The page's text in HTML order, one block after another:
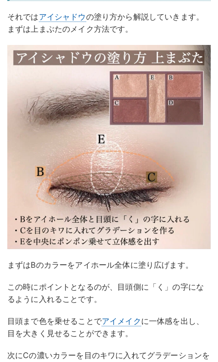
それではアイシャドウの塗り方から解説していきます。
まずは上まぶたのメイク方法です。
まずはBのカラーをアイホール全体に塗り広げます。
この時にポイントとなるのが、目頭側に「く」の字にな
るように入れることです。
目頭まで色を乗せることでアイメイクに一体感を出し、
目を大きく見せることができます。
次にCの濃いカラーを目のキワに入れてグラデーションを